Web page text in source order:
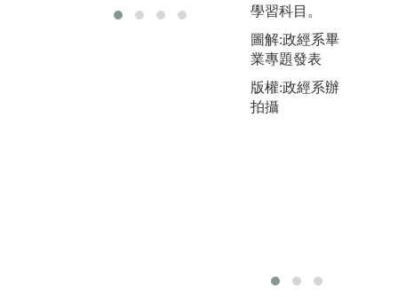
學習科目。
圖解:政經系畢
業專題發表
版權:政經系辦
拍攝